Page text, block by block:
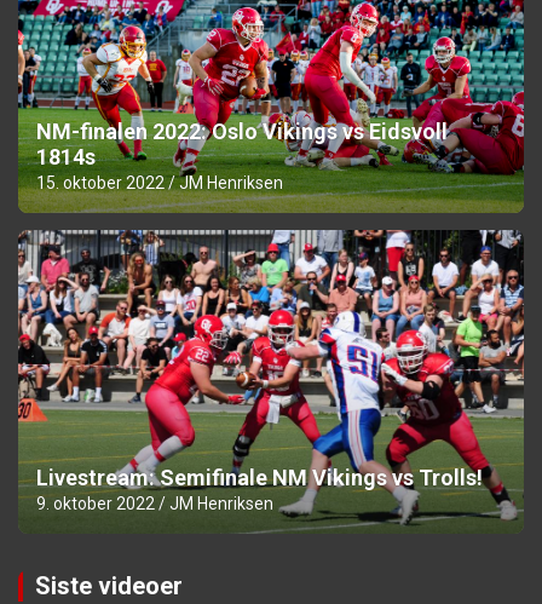
NM-finalen 2022: Oslo Vikings vs Eidsvoll
1814s
15. oktober 2022 JM Henriksen
Livestream: Semifinale NM Vikings vs Trolls!
9. oktober 2022 JM Henriksen
Siste videoer